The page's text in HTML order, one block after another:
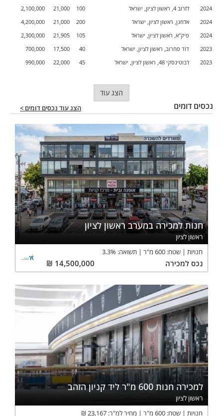
2024 לזרוב 4, ראשון לציון, ישראל 100
21,000
2,100,000
2024
אלחנן, ראשון לציון, ישראל 200
21,000
4,200,000
2024
פיק"א, ראשון לציון, ישראל 105
21,905
2,300,000
2023
דוד סחרוב, ראשון לציון, ישראל 40
17,500
700,000
2023
ז'בוטינסקי 48, ראשון לציון, ישראל 45
22,000
990,000
הצג עוד
נכסים דומים הצג עוד נכסים דומים >
חנות למכירה במערב ראשון לציון
ראשון לציון
חנויות
שטח: 600 מ"ר תשואה: 3.3%
נכס למכירה 14,500,000
₪
למכירה חנות 600 מ"ר ליד קניון הזהב
ראשון לציון
חנויות
שטח: 600 מ"ר מחיר למ"ר: 23,167
₪